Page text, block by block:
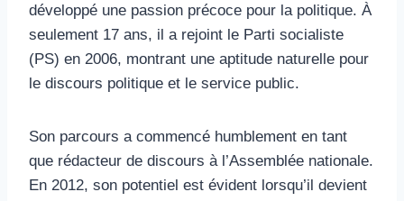
développé une passion précoce pour la politique. À
seulement 17 ans, il a rejoint le Parti socialiste
(PS) en 2006, montrant une aptitude naturelle pour
le discours politique et le service public.
Son parcours a commencé humblement en tant
que rédacteur de discours à l’Assemblée nationale.
En 2012, son potentiel est évident lorsqu’il devient